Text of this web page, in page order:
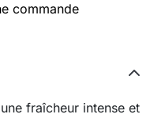
commande
fraîcheur intense et